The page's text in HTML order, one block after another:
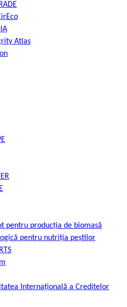
Atlas
pentru producția de biomasă
pentru nutriția peștilor
Internațională a Creditelor